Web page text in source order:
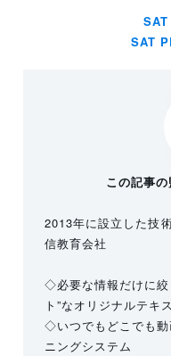
SAT
この記事
2013年に設立した技
信教育会社
◇必要な情報だけに絞
ト”なオリジナルテキ
◇いつでもどこでも
ニングシステム